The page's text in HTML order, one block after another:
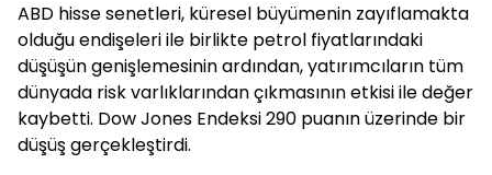
ABD hisse senetleri, küresel büyümenin zayıflamakta
olduğu endişeleri ile birlikte petrol fiyatlarındaki
düşüşün genişlemesinin ardından, yatırımcıların tüm
dünyada risk varlıklarından çıkmasının etkisi ile değer
kaybetti. Dow Jones Endeksi 290 puanın üzerinde bir
düşüş gerçekleştirdi.